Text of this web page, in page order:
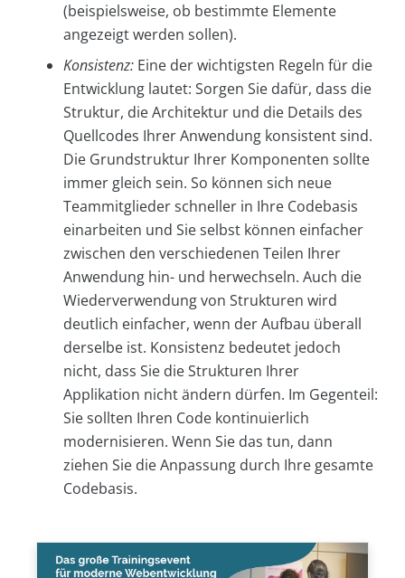
(beispielsweise, ob bestimmte Elemente
angezeigt werden sollen).
Konsistenz: Eine der wichtigsten Regeln für die
Entwicklung lautet: Sorgen Sie dafür, dass die
Struktur, die Architektur und die Details des
Quellcodes Ihrer Anwendung konsistent sind.
Die Grundstruktur Ihrer Komponenten sollte
immer gleich sein. So können sich neue
Teammitglieder schneller in Ihre Codebasis
einarbeiten und Sie selbst können einfacher
zwischen den verschiedenen Teilen Ihrer
Anwendung hin- und herwechseln. Auch die
Wiederverwendung von Strukturen wird
deutlich einfacher, wenn der Aufbau überall
derselbe ist. Konsistenz bedeutet jedoch
nicht, dass Sie die Strukturen Ihrer
Applikation nicht ändern dürfen. Im Gegenteil:
Sie sollten Ihren Code kontinuierlich
modernisieren. Wenn Sie das tun, dann
ziehen Sie die Anpassung durch Ihre gesamte
Codebasis.